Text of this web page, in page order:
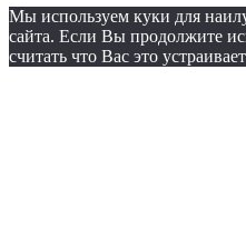
Мы используем куки для
сайта. Если Вы продолжите
считать что Вас это